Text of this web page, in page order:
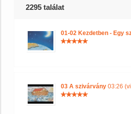
2295 találat
01-02 Kezdetben - Egy
03 A szivárvány 03:26